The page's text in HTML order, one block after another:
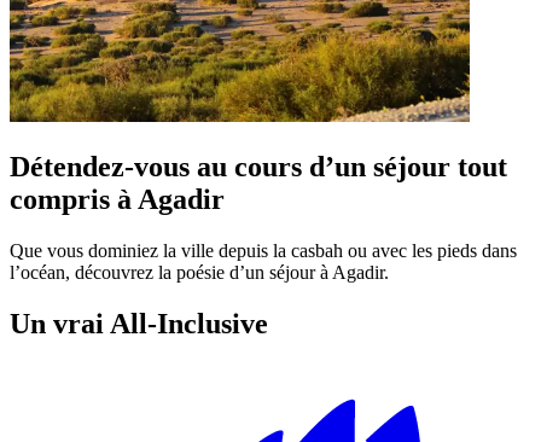
Détendez-vous au cours d’un séjour tout
compris à Agadir
Que vous dominiez la ville depuis la casbah ou avec les pieds dans
l’océan, découvrez la poésie d’un séjour à Agadir.
Un vrai All-Inclusive